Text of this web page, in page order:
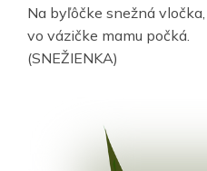
Na byľôčke snežná vločka,
vo vázičke mamu počká.
(SNEŽIENKA)